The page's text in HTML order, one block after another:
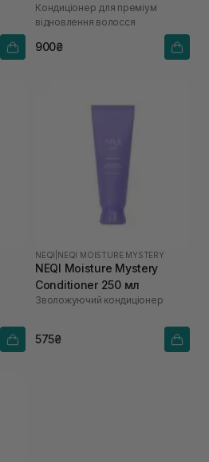
мл
Кондиціонер для преміум
відновлення волосся
900₴
NEQI NEQI MOISTURE MYSTERY
NEQI Moisture Mystery
Conditioner 250 мл
Зволожуючий кондиціонер
575₴